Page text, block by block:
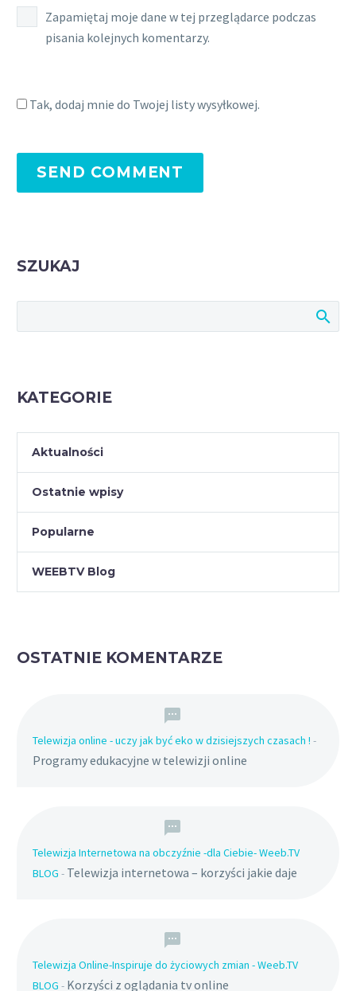
Zapamiętaj moje dane w tej przeglądarce podczas
pisania kolejnych komentarzy.
Tak, dodaj mnie do Twojej listy wysyłkowej.
SEND COMMENT
SZUKAJ
KATEGORIE
Aktualności
Ostatnie wpisy
Popularne
WEEBTV Blog
OSTATNIE KOMENTARZE
Telewizja online - uczy jak być eko w dzisiejszych czasach ! -
Programy edukacyjne w telewizji online
Telewizja Internetowa na obczyźnie -dla Ciebie- Weeb.TV
BLOG - Telewizja internetowa – korzyści jakie daje
Telewizja Online-Inspiruje do życiowych zmian - Weeb.TV
BLOG - Korzyści z oglądania tv online